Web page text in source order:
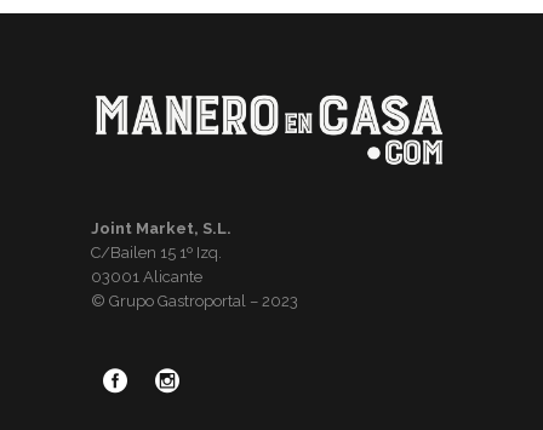
Joint Market, S.L.
C/Bailen 15 1º Izq.
03001 Alicante
© Grupo Gastroportal – 2023